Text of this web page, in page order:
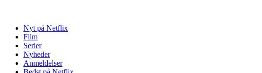
Nyt på Netflix
Film
Serier
Nyheder
Anmeldelser